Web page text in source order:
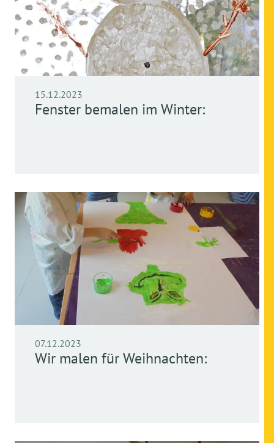
15.12.2023
Fenster bemalen im Winter:
07.12.2023
Wir malen für Weihnachten: